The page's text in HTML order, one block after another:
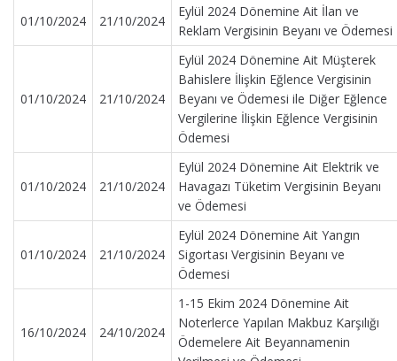
01/10/2024 21/10/2024
Eylül 2024 Dönemine Ait İlan ve
Reklam Vergisinin Beyanı ve Ödemesi
01/10/2024 21/10/2024
Eylül 2024 Dönemine Ait Müşterek
Bahislere İlişkin Eğlence Vergisinin
Beyanı ve Ödemesi ile Diğer Eğlence
Vergilerine İlişkin Eğlence Vergisinin
Ödemesi
01/10/2024 21/10/2024
Eylül 2024 Dönemine Ait Elektrik ve
Havagazı Tüketim Vergisinin Beyanı
ve Ödemesi
01/10/2024 21/10/2024
Eylül 2024 Dönemine Ait Yangın
Sigortası Vergisinin Beyanı ve
Ödemesi
16/10/2024 24/10/2024
1-15 Ekim 2024 Dönemine Ait
Noterlerce Yapılan Makbuz Karşılığı
Ödemelere Ait Beyannamenin